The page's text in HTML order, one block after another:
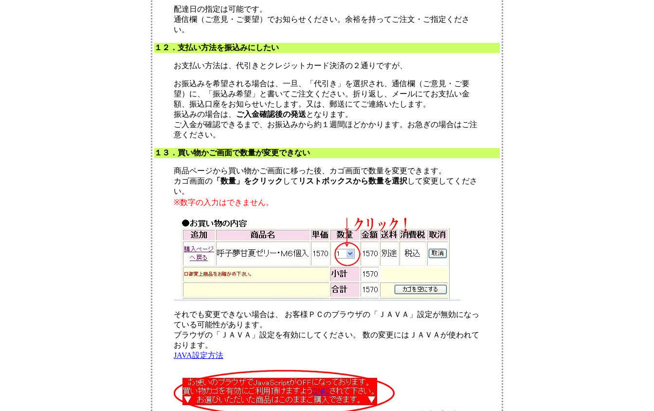
配達日の指定は可能です。
通信欄（ご意見・ご要望）でお知らせください。余裕を持ってご注文・ご指定くださ
い。
１２．支払い方法を振込みにしたい
お支払い方法は、代引きとクレジットカード決済の２通りですが、
お振込みを希望される場合は、一旦、「代引き」を選択され、通信欄（ご意見・ご要
望）に、「振込み希望」と書いてご注文ください。折り返し、メールにてお支払い金
額、振込口座をお知らせいたします。又は、郵送にてご連絡いたします。
振込みの場合は、 ご入金確認後の発送となります。
ご入金が確認できるまで、お振込みから約１週間ほどかかります。お急ぎの場合はご注
意ください。
１３．買い物かご画面で数量が変更できない
商品ページから買い物かご画面に移った後、カゴ画面で数量を変更できます。
カゴ画面の 「数量」をクリック して リストボックスから数量を選択 して変更してくださ
い。
※数字の入力はできません。
それでも変更できない場合は、 お客様ＰＣのブラウザの「ＪＡＶＡ」設定が無効になっ
ている可能性があります。
ブラウザの「ＪＡＶＡ」設定を有効にしてください。 数の変更にはＪＡＶＡが使われて
おります。
JAVA設定方法